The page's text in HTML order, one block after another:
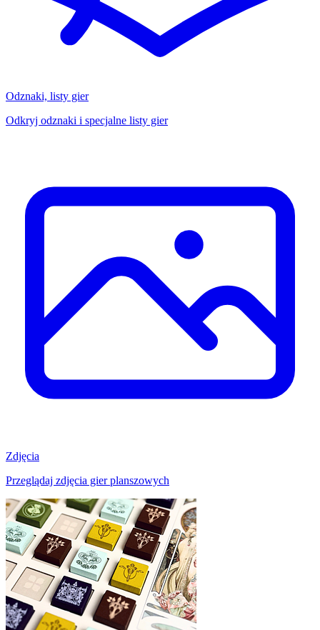
Odznaki, listy gier
Odkryj odznaki i specjalne listy gier
Zdjęcia
Przeglądaj zdjęcia gier planszowych